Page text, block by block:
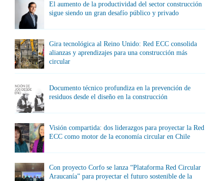
El aumento de la productividad del sector construcción
sigue siendo un gran desafío público y privado
Gira tecnológica al Reino Unido: Red ECC consolida
alianzas y aprendizajes para una construcción más
circular
Documento técnico profundiza en la prevención de
residuos desde el diseño en la construcción
Visión compartida: dos liderazgos para proyectar la Red
ECC como motor de la economía circular en Chile
Con proyecto Corfo se lanza “Plataforma Red Circular
Araucanía” para proyectar el futuro sostenible de la